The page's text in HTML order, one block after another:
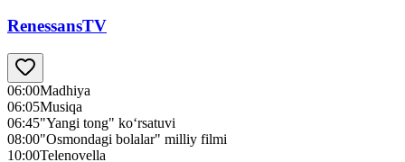
RenessansTV
06:00Madhiya
06:05Musiqa
06:45"Yangi tong" ko‘rsatuvi
08:00"Osmondagi bolalar" milliy filmi
10:00Telenovella